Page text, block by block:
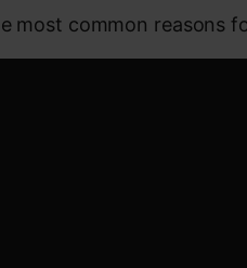
most common reasons